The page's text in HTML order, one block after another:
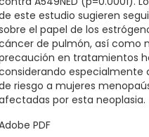
este estudio sugieren
el papel de los
de pulmón, así como
en tratamientos
especialmente
riesgo a mujeres
por esta neoplasia.
PDF